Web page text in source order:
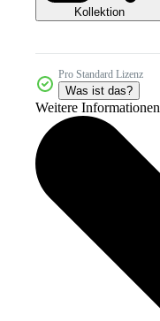
Kollektion
Pro Standard Lizenz
Was ist das?
Weitere Informationen